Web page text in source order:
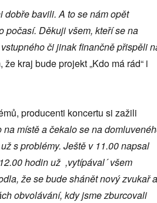
dobře bavili. A to se nám opět
počasí. Děkuji všem, kteří se na
či jinak finančně přispěli
kraj bude projekt „Kdo má rád“ i
producenti koncertu si zažili
na místě a čekalo se na
s problémy. Ještě v 11.00 napsal
hodin už ,vytípával´ všem
že se bude shánět nový zvukař a
obvolávání, kdy jsme zburcovali